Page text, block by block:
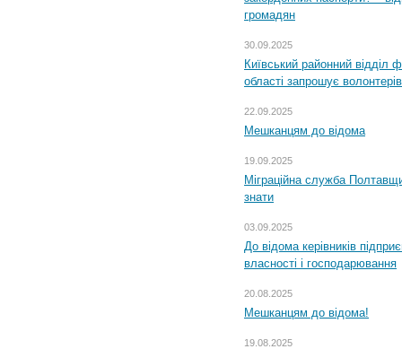
громадян
30.09.2025
Київський районний відділ
області запрошує
22.09.2025
Мешканцям до відома
19.09.2025
Міграційна служба
знати
03.09.2025
До відома керівників
власності і господарювання
20.08.2025
Мешканцям до відома!
19.08.2025